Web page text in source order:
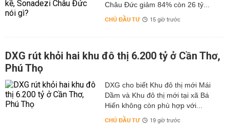
Châu Đức giảm 84% còn 26 tỷ...
CHỦ ĐẦU TƯ 15 giờ trước
DXG rút khỏi hai khu đô thị 6.200 tỷ ở Cần Thơ,
Phú Thọ
DXG cho biết Khu đô thị mới Mái
Dầm và Khu đô thị mới tại xã Bá
Hiến không còn phù hợp với...
CHỦ ĐẦU TƯ 19 giờ trước